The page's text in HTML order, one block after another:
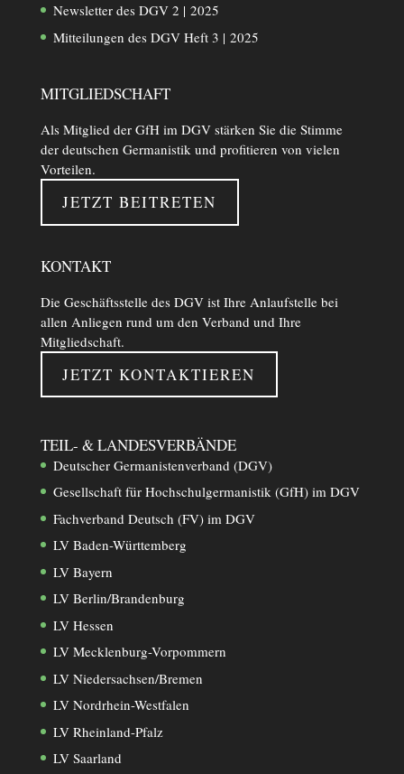
Newsletter des DGV 2 | 2025
Mitteilungen des DGV Heft 3 | 2025
MITGLIEDSCHAFT
Als Mitglied der GfH im DGV stärken Sie die Stimme
der deutschen Germanistik und profitieren von vielen
Vorteilen.
JETZT BEITRETEN
KONTAKT
Die Geschäftsstelle des DGV ist Ihre Anlaufstelle bei
allen Anliegen rund um den Verband und Ihre
Mitgliedschaft.
JETZT KONTAKTIEREN
TEIL- & LANDESVERBÄNDE
Deutscher Germanistenverband (DGV)
Gesellschaft für Hochschulgermanistik (GfH) im DGV
Fachverband Deutsch (FV) im DGV
LV Baden-Württemberg
LV Bayern
LV Berlin/Brandenburg
LV Hessen
LV Mecklenburg-Vorpommern
LV Niedersachsen/Bremen
LV Nordrhein-Westfalen
LV Rheinland-Pfalz
LV Saarland